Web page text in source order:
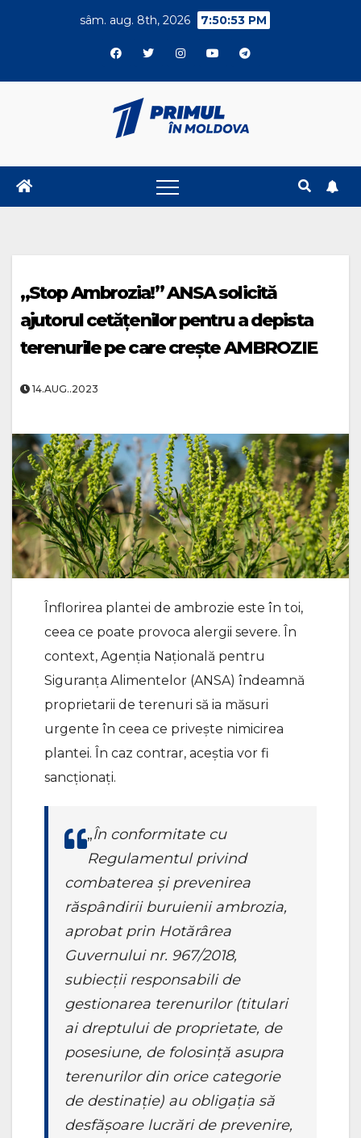
sâm. aug. 8th, 2026 7:50:53 PM
„Stop Ambrozia!” ANSA solicită
ajutorul cetățenilor pentru a depista
terenurile pe care crește AMBROZIE
14.AUG..2023
Înflorirea plantei de ambrozie este în toi,
ceea ce poate provoca alergii severe. În
context, Agenția Națională pentru
Siguranța Alimentelor (ANSA) îndeamnă
proprietarii de terenuri să ia măsuri
urgente în ceea ce privește nimicirea
plantei. În caz contrar, aceștia vor fi
sancționați.
„În conformitate cu
Regulamentul privind
combaterea și prevenirea
răspândirii buruienii ambrozia,
aprobat prin Hotărârea
Guvernului nr. 967/2018,
subiecții responsabili de
gestionarea terenurilor (titulari
ai dreptului de proprietate, de
posesiune, de folosință asupra
terenurilor din orice categorie
de destinație) au obligația să
desfășoare lucrări de prevenire,